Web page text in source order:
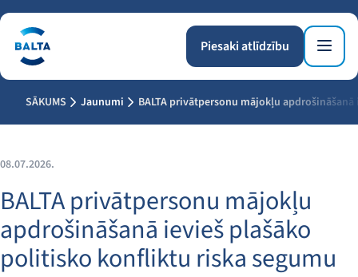
Piesaki atlīdzību
SĀKUMS Jaunumi BALTA privātpersonu mājokļu
08.07.2026.
BALTA privātpersonu mājokļu
apdrošināšanā ievieš plašāko
politisko konfliktu riska segumu